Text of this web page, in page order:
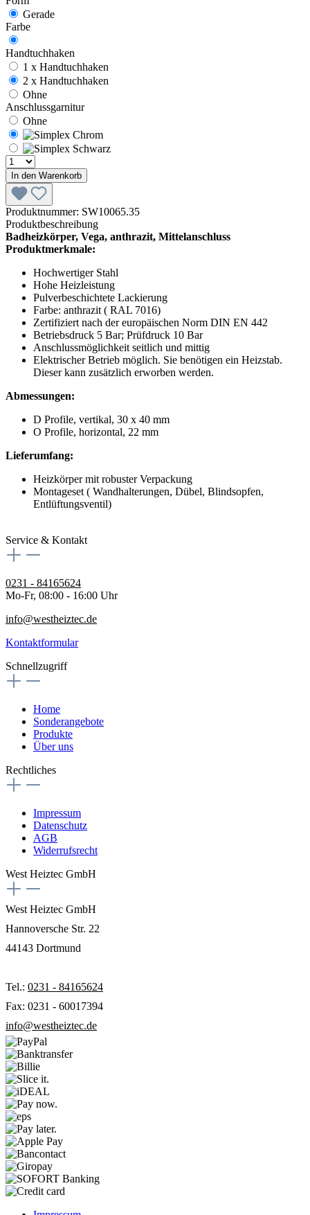
Gerade
Farbe
Handtuchhaken
1 x Handtuchhaken
2 x Handtuchhaken
Ohne
Anschlussgarnitur
Ohne
In den Warenkorb
Produktnummer: SW10065.35
Produktbeschreibung
Badheizkörper, Vega, anthrazit, Mittelanschluss
Produktmerkmale:
Hochwertiger Stahl
Hohe Heizleistung
Pulverbeschichtete Lackierung
Farbe: anthrazit ( RAL 7016)
Zertifiziert nach der europäischen Norm DIN EN 442
Betriebsdruck 5 Bar; Prüfdruck 10 Bar
Anschlussmöglichkeit seitlich und mittig
Elektrischer Betrieb möglich. Sie benötigen ein Heizstab.
Dieser kann zusätzlich erworben werden.
Abmessungen:
D Profile, vertikal, 30 x 40 mm
O Profile, horizontal, 22 mm
Lieferumfang:
Heizkörper mit robuster Verpackung
Montageset ( Wandhalterungen, Dübel, Blindsopfen,
Entlüftungsventil)
Service & Kontakt
0231 - 84165624
Mo-Fr, 08:00 - 16:00 Uhr
info@westheiztec.de
Kontaktformular
Schnellzugriff
Home
Sonderangebote
Produkte
Über uns
Rechtliches
Impressum
Datenschutz
AGB
Widerrufsrecht
West Heiztec GmbH
West Heiztec GmbH
Hannoversche Str. 22
44143 Dortmund
Tel.: 0231 - 84165624
Fax: 0231 - 60017394
info@westheiztec.de